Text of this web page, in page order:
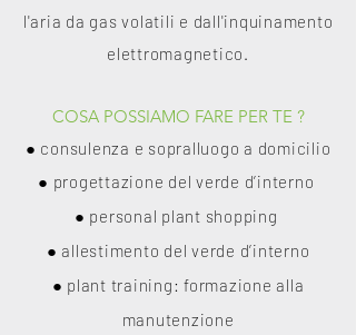
l'aria da gas volatili e dall'inquinamento
elettromagnetico.
COSA POSSIAMO FARE PER TE ?
● consulenza e sopralluogo a domicilio
● progettazione del verde d’interno
● personal plant shopping
● allestimento del verde d’interno
● plant training: formazione alla
manutenzione